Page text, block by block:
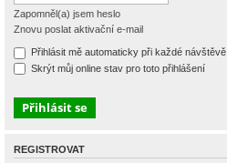
Zapomněl(a) jsem heslo
Znovu poslat aktivační e-mail
Přihlásit mě automaticky při každé návštěvě
Skrýt můj online stav pro toto přihlášení
REGISTROVAT